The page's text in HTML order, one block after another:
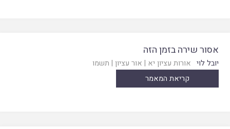
אסור שירה בזמן הזה
יובל לוי אורות עציון יא | אור עציון | תשמו
קריאת המאמר